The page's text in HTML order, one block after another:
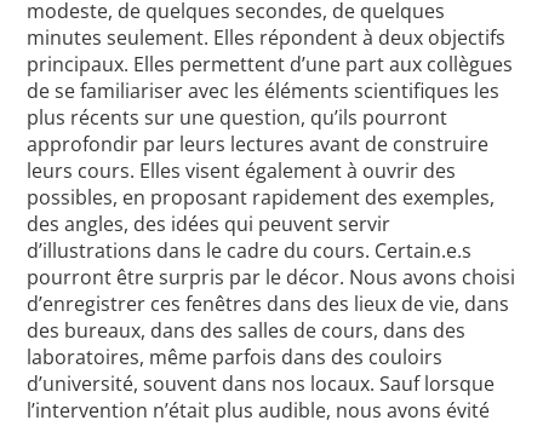
modeste, de quelques secondes, de quelques
minutes seulement. Elles répondent à deux objectifs
principaux. Elles permettent d’une part aux collègues
de se familiariser avec les éléments scientifiques les
plus récents sur une question, qu’ils pourront
approfondir par leurs lectures avant de construire
leurs cours. Elles visent également à ouvrir des
possibles, en proposant rapidement des exemples,
des angles, des idées qui peuvent servir
d’illustrations dans le cadre du cours. Certain.e.s
pourront être surpris par le décor. Nous avons choisi
d’enregistrer ces fenêtres dans des lieux de vie, dans
des bureaux, dans des salles de cours, dans des
laboratoires, même parfois dans des couloirs
d’université, souvent dans nos locaux. Sauf lorsque
l’intervention n’était plus audible, nous avons évité